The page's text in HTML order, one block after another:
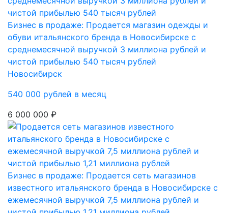
Бизнес в продаже: Продается магазин одежды и
обуви итальянского бренда в Новосибирске с
среднемесячной выручкой 3 миллиона рублей и
чистой прибылью 540 тысяч рублей
Новосибирск
540 000 рублей в месяц
6 000 000 ₽
Бизнес в продаже: Продается сеть магазинов
известного итальянского бренда в Новосибирске с
ежемесячной выручкой 7,5 миллиона рублей и